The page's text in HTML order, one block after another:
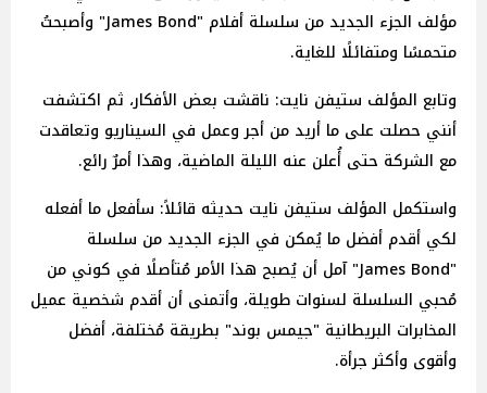
مؤلف الجزء الجديد من سلسلة أفلام "James Bond" وأصبحتُ
متحمسًا ومتفائلًا للغاية.
وتابع المؤلف ستيفن نايت: ناقشت بعض الأفكار، ثم اكتشفت
أنني حصلت على ما أريد من أجر وعمل في السيناريو وتعاقدت
مع الشركة حتى أُعلن عنه الليلة الماضية، وهذا أمرٌ رائع.
واستكمل المؤلف ستيفن نايت حديثه قائلاً: سأفعل ما أفعله
لكي أقدم أفضل ما يُمكن في الجزء الجديد من سلسلة
"James Bond" آمل أن يُصبح هذا الأمر مُتأصلًا في كوني من
مُحبي السلسلة لسنوات طويلة، وأتمنى أن أقدم شخصية عميل
المخابرات البريطانية "جيمس بوند" بطريقة مُختلفة، أفضل
وأقوى وأكثر جرأة.